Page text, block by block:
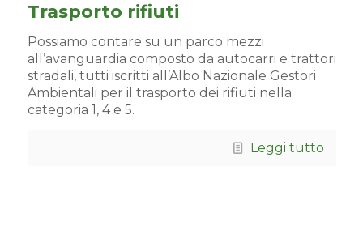
Trasporto rifiuti
Possiamo contare su un parco mezzi
all’avanguardia composto da autocarri e trattori
stradali, tutti iscritti all’Albo Nazionale Gestori
Ambientali per il trasporto dei rifiuti nella
categoria 1, 4 e 5.
Leggi tutto